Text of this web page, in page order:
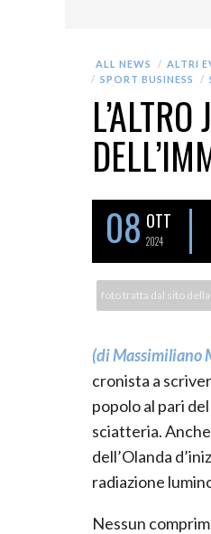
ALL NEWS ALTRI
SPORT BUSINESS
08 OTT
2024
foto tratta dal sito
(di Massimiliano
cronista a
popolo al pari
sciatteria.
dell’Olanda
radiazione
Nessun